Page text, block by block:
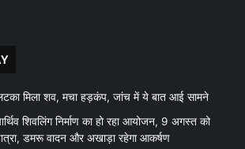
मिला शव, मचा हड़कंप, जांच में ये बात आई सामने
शिवलिंग निर्माण का हो रहा आयोजन, 9 अगस्त को
डमरू वादन और अखाड़ा रहेगा आकर्षण